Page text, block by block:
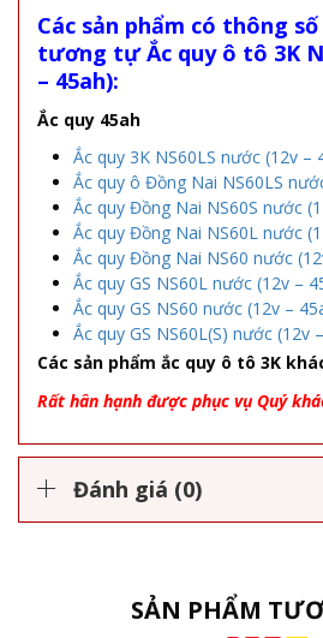
Các sản phẩm có thông
tương tựẮc quy ô tô 3K
– 45ah):
Ắc quy 45ah
Ắc quy 3K NS60LS nước (12v –
Ắc quy ô Đồng Nai NS60LS
Ắc quy Đồng Nai NS60S nước
Ắc quy Đồng Nai NS60L nước
Ắc quy Đồng Nai NS60 nước
Ắc quy GS NS60L nước (12v –
Ắc quy GS NS60 nước (12v –
Ắc quy GS NS60L(S) nước (12v
Các sản phẩm ắc quy ô tô 3K
Rất hân hạnh được phục vụ Quý
Đánh giá (0)
SẢN PHẨM